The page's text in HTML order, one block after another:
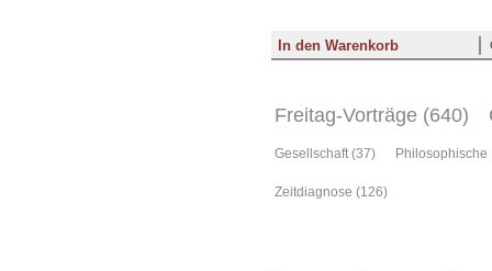
Freitag-Vorträge (640)
Gesellschaft (37) Philosophische
Zeitdiagnose (126)